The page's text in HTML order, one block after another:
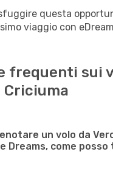
questa
viaggio con
frequenti sui
Criciuma
un volo da
Dreams, come